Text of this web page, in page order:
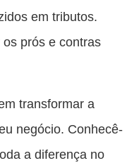
em tributos.
prós e contras
transformar a
negócio. Conhecê-
a diferença no